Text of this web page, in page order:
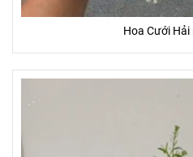
Hoa Cưới